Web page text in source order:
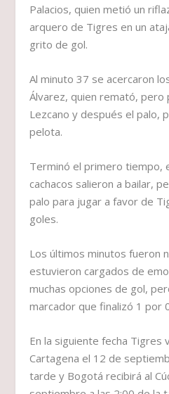
Palacios, quien metió un
arquero de Tigres en un
grito de gol.
Al minuto 37 se acercaron
Álvarez, quien remató, pero
Lezcano y después el palo,
pelota.
Terminó el primero tiempo,
cachacos salieron a bailar,
palo para jugar a favor de
goles.
Los últimos minutos fueron
estuvieron cargados de
muchas opciones de gol,
marcador que finalizó 1 por
En la siguiente fecha Tigres
Cartagena el 12 de
tarde y Bogotá recibirá al